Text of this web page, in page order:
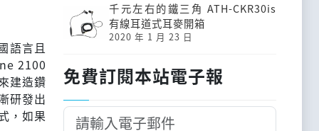
語言且
2100
建造鑽
研發出
，如果
千元左右的鐵三角 ATH-CKR30is
有線耳道式耳麥開箱
2020 年 1 月 23 日
免費訂閱本站電子報